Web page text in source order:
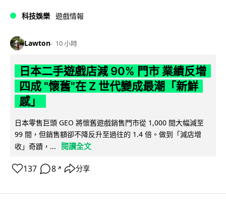
科技娛樂 遊戲情報
Lawton 10 小時
日本二手遊戲店減 90% 門市 業績反增
四成 "懷舊"在 Z 世代變成最潮「新鮮
感」
日本零售巨頭 GEO 將懷舊遊戲銷售門市從 1,000 間大幅減至
99 間，但銷售額卻不降反升至過往的 1.4 倍。做到「減店增
收」奇蹟，...
閱讀全文
137 8 ↗ 分享